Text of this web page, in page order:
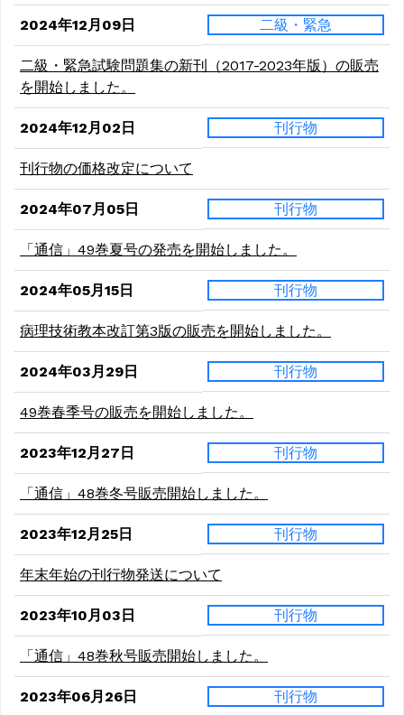
2024年12月09日 二級・緊急
二級・緊急試験問題集の新刊（2017-2023年版）の販売
を開始しました。
2024年12月02日 刊行物
刊行物の価格改定について
2024年07月05日 刊行物
「通信」49巻夏号の発売を開始しました。
2024年05月15日 刊行物
病理技術教本改訂第3版の販売を開始しました。
2024年03月29日 刊行物
49巻春季号の販売を開始しました。
2023年12月27日 刊行物
「通信」48巻冬号販売開始しました。
2023年12月25日 刊行物
年末年始の刊行物発送について
2023年10月03日 刊行物
「通信」48巻秋号販売開始しました。
2023年06月26日 刊行物